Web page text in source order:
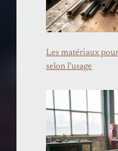
Les matériaux
selon l’usage